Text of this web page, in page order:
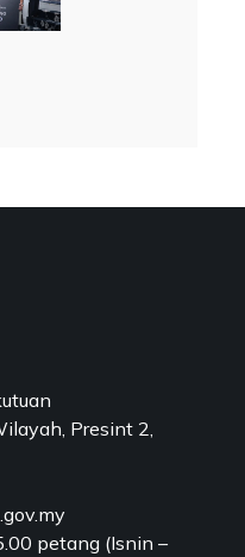
Presint 2,
petang (Isnin –